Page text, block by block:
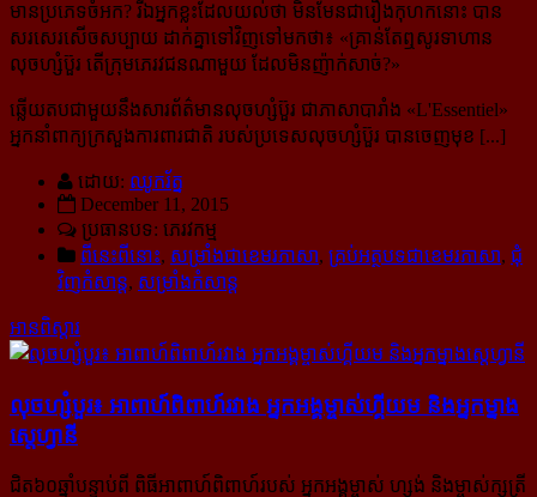
មានប្រភេទចំអក? រីឯអ្នកខ្លះ​ដែល​​យល់​ថា មិនមែនជារឿងកុហកនោះ បាន
សរសេរសើចសប្បាយ ដាក់គ្នាទៅវិញទៅមកថា៖ «គ្រាន់​តែ​ឮសូរ​ទាហាន
លុចហ្សំប៊ួរ តើក្រុមភេរវជនណាមួយ ដែលមិនញ៉ាក់សាច់?»
ឆ្លើយតបជាមួយនឹងសារព័ត៌មានលុចហ្សំប៊ួរ ជាភាសាបារាំង «L'Essentiel»
អ្នកនាំពាក្យក្រសួងការពារ​ជាតិ របស់​ប្រទេស​​លុចហ្សំប៊ួរ បានចេញមុខ [...]
ដោយ: ឈូករ័ត្ន
December 11, 2015
ប្រធានបទ: ភេរវកម្ម
ពីនេះពីនោះ, សម្រាំងជាខេមរភាសា, គ្រប់អត្ថបទជាខេមរភាសា, ជុំ
វិញកំសាន្ដ, សម្រាំងកំសាន្ដ
អានពិស្ដារ
លុចហ្សំបួរ៖ អាពាហ៍ពិពាហ៍​រវាង អ្នកអង្គម្ចាស់​ហ្គីយម និង​អ្នកម្នាង​
ស្តេហ្វានី
ជិត៦០ឆ្នាំបន្ទាប់ពី ពិធីអាពាហ៍ពិពាហ៍របស់ អ្នកអង្គម្ចាស់ ហ្សង់ និងម្ចាស់ក្សត្រី